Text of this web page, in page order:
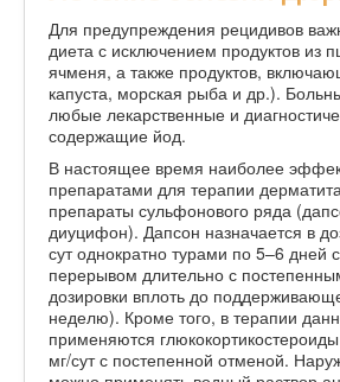
Для предупреждения рецидивов
диета с исключением продуктов из
ячменя, а также продуктов,
капуста, морская рыба и др.).
любые лекарственные и
содержащие йод.
В настоящее время наиболее
препаратами для терапии
препараты сульфонового ряда
диуцифон). Дапсон назначается в
сут однократно турами по 5–6 дней
перерывом длительно с
дозировки вплоть до
неделю). Кроме того, в терапии
применяются
мг/сут с постепенной отменой.